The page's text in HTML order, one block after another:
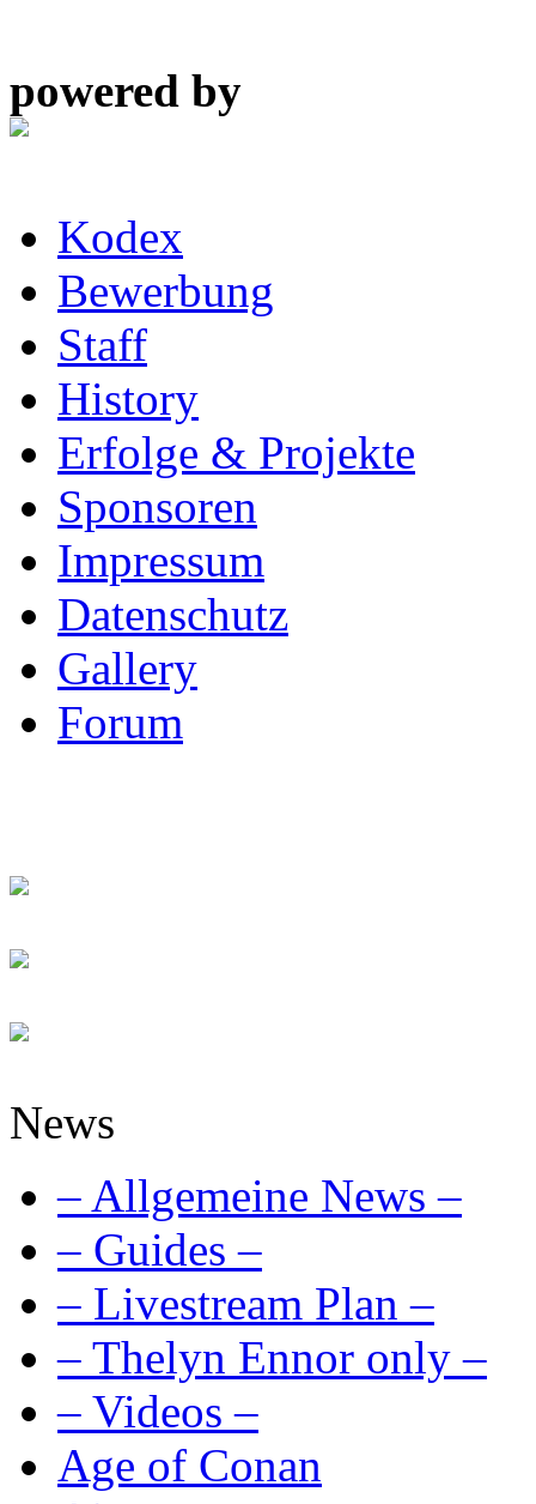
powered by
Kodex
Bewerbung
Staff
History
Erfolge & Projekte
Sponsoren
Impressum
Datenschutz
Gallery
Forum
News
– Allgemeine News –
– Guides –
– Livestream Plan –
– Thelyn Ennor only –
– Videos –
Age of Conan